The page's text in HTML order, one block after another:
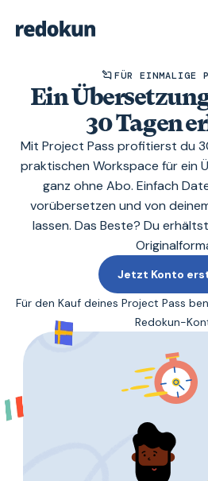
FÜR EINMALIGE
Ein
30 Tagen
Mit Project Pass profitierst du
praktischen Workspace für ein
ganz ohne Abo. Einfach
vorübersetzen und von
lassen. Das Beste? Du
Jetzt Konto
Für den Kauf deines Project Pass
Redokun-